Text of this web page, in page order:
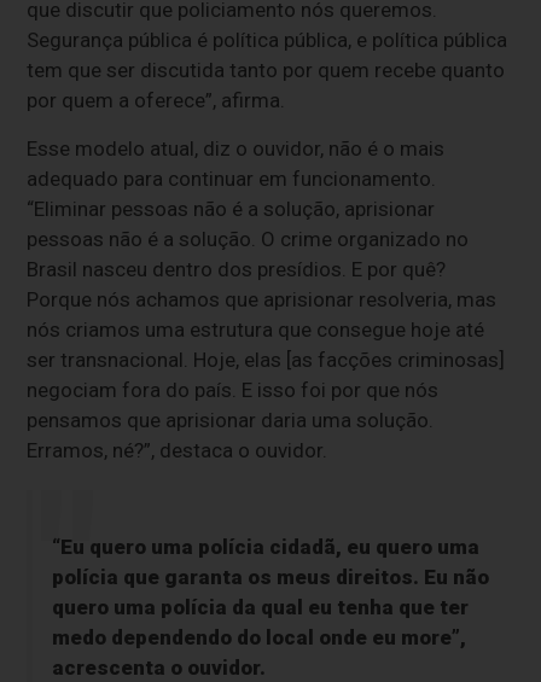
que discutir que policiamento nós queremos.
Segurança pública é política pública, e política pública
tem que ser discutida tanto por quem recebe quanto
por quem a oferece”, afirma.
Esse modelo atual, diz o ouvidor, não é o mais
adequado para continuar em funcionamento.
“Eliminar pessoas não é a solução, aprisionar
pessoas não é a solução. O crime organizado no
Brasil nasceu dentro dos presídios. E por quê?
Porque nós achamos que aprisionar resolveria, mas
nós criamos uma estrutura que consegue hoje até
ser transnacional. Hoje, elas [as facções criminosas]
negociam fora do país. E isso foi por que nós
pensamos que aprisionar daria uma solução.
Erramos, né?”, destaca o ouvidor.
“Eu quero uma polícia cidadã, eu quero uma
polícia que garanta os meus direitos. Eu não
quero uma polícia da qual eu tenha que ter
medo dependendo do local onde eu more”,
acrescenta o ouvidor.